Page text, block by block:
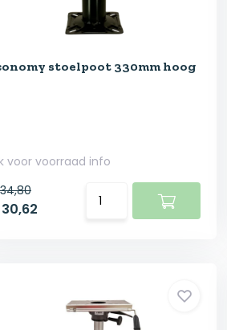
stoelpoot 330mm hoog
voor voorraad info